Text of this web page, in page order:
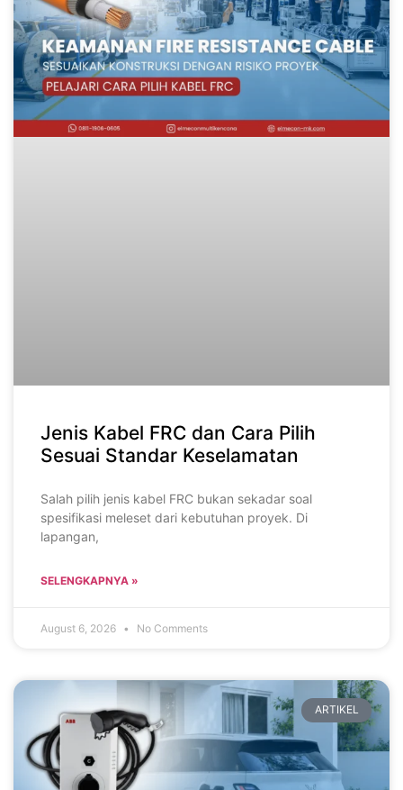
Jenis Kabel FRC dan Cara Pilih
Sesuai Standar Keselamatan
Salah pilih jenis kabel FRC bukan sekadar soal
spesifikasi meleset dari kebutuhan proyek. Di
lapangan,
SELENGKAPNYA »
August 6, 2026 No Comments
ARTIKEL